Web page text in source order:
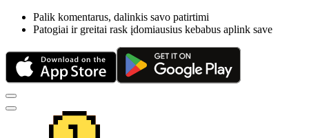
Palik komentarus, dalinkis savo patirtimi
Patogiai ir greitai rask įdomiausius kebabus aplink save